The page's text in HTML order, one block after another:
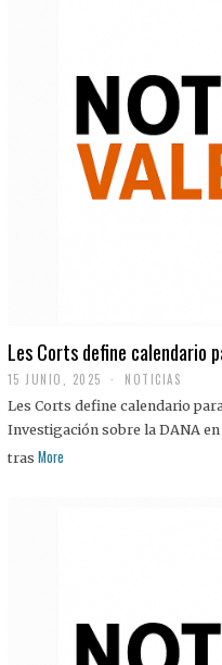
Les Corts define calendario
15 JUNIO, 2025 NOTICIAS
Les Corts define calendario
Investigación sobre la DANA
tras More